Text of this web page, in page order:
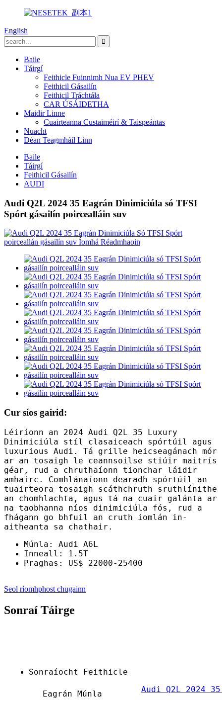
English
Baile
Táirgí
Feithicle Fuinnimh Nua EV PHEV
Feithicil Gásailín
Feithicil Tráchtála
CAR ÚSÁIDETHA
Maidir Linne
Cuairteanna Custaiméirí & Taispeántas
Nuacht
Déan Teagmháil Linn
Baile
Táirgí
Feithicil Gásailín
AUDI
Audi Q2L 2024 35 Eagrán Dinimiciúla só TFSI
Spórt gásailín poircealláin suv
Cur síos gairid:
Léiríonn an 2024 Audi Q2L 35 Luxury
Dinimiciúla stíl clasaiceach spórtúil agus
luxurious Audi. Tá grille heicseagánach mór
ar an tosaigh le ceannsoilse stiúir maitrís
géar, rud a chruthaíonn tionchar láidir
amhairc. Comhlánaíonn dearadh spórtúil an
tuairteora tosaigh scáthchruth sruthlínithe
an chomhlachta, agus tá na cuair galánta ar
na taobhanna níos dinimiciúla fós, rud a
fhágann go bhfuil an cruth iomlán in-
aitheanta sa chathair.
Múnla: Audi A6L
Inneall: 1.5T
Praghas: US$ 22000-25400
Seol ríomhphost chugainn
Sonraí Táirge
Sonraíocht Feithicle
Eagrán Múnla Audi Q2L 2024